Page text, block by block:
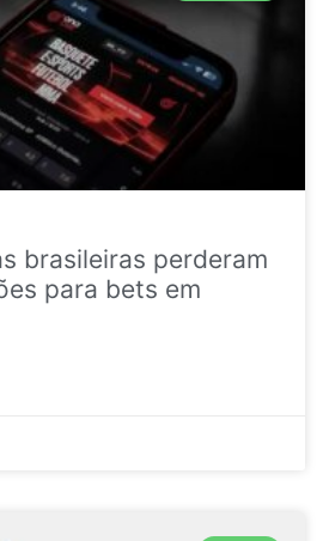
brasileiras perderam
para bets em